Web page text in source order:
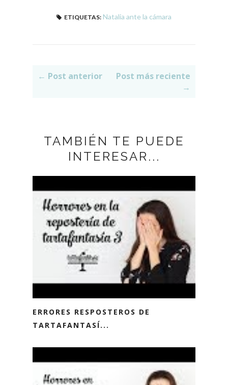
ETIQUETAS: Natalia ante la cámara
← Post anterior
Post más reciente
→
TAMBIÉN TE PUEDE
INTERESAR...
ERRORES RESPOSTEROS DE
TARTAFANTASÍ...